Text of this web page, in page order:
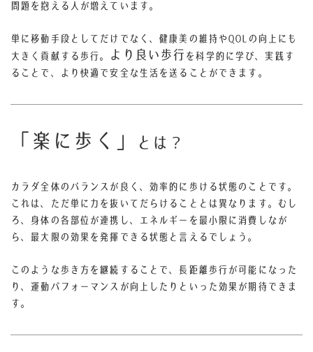
問題を抱える人が増えています。
単に移動手段としてだけでなく、健康美の維持やQOLの向上にも
大きく貢献する歩行。
より良い歩行 を科学的に学び、実践す
ることで、より快適で安全な生活を送ることができます。
「楽に歩く」 とは？
カラダ全体のバランスが良く、効率的に歩ける状態のことです。
これは、ただ単に力を抜いてだらけることとは異なります。むし
ろ、身体の各部位が連携し、エネルギーを最小限に消費しなが
ら、最大限の効果を発揮できる状態と言えるでしょう。
このような歩き方を継続することで、長距離歩行が可能になった
り、運動パフォーマンスが向上したりといった効果が期待できま
す。